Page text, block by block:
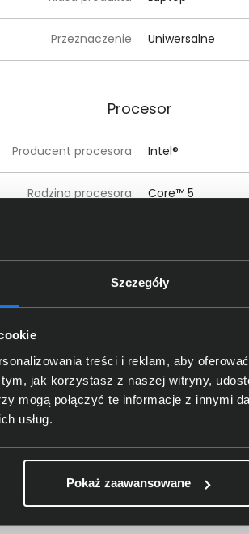
Szczegóły
treści i reklam, aby
jak korzystasz z naszej witryny,
mogą połączyć te informacje z innymi
usług.
Pokaż zaawansowane
Przeznaczenie Uniwersalne
Procesor
Producent procesora Intel®
Rodzina procesora Core™ 5
Liczba rdzeni procesora sześć
Liczba rdzeni efficient cztery (Low
rdzeni performance 4,6 GHz
rdzeni efficient 3,4 GHz
cache procesora 6 MB